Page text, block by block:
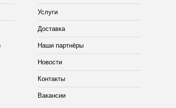
Услуги
Доставка
Наши партнёры
Новости
Контакты
Вакансии